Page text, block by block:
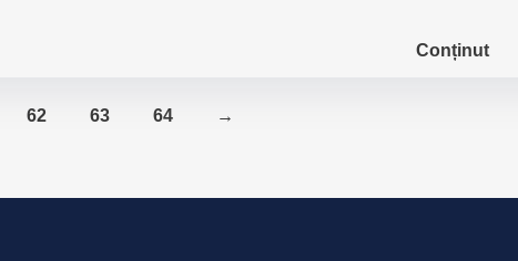
Conținut
62 63 64 →